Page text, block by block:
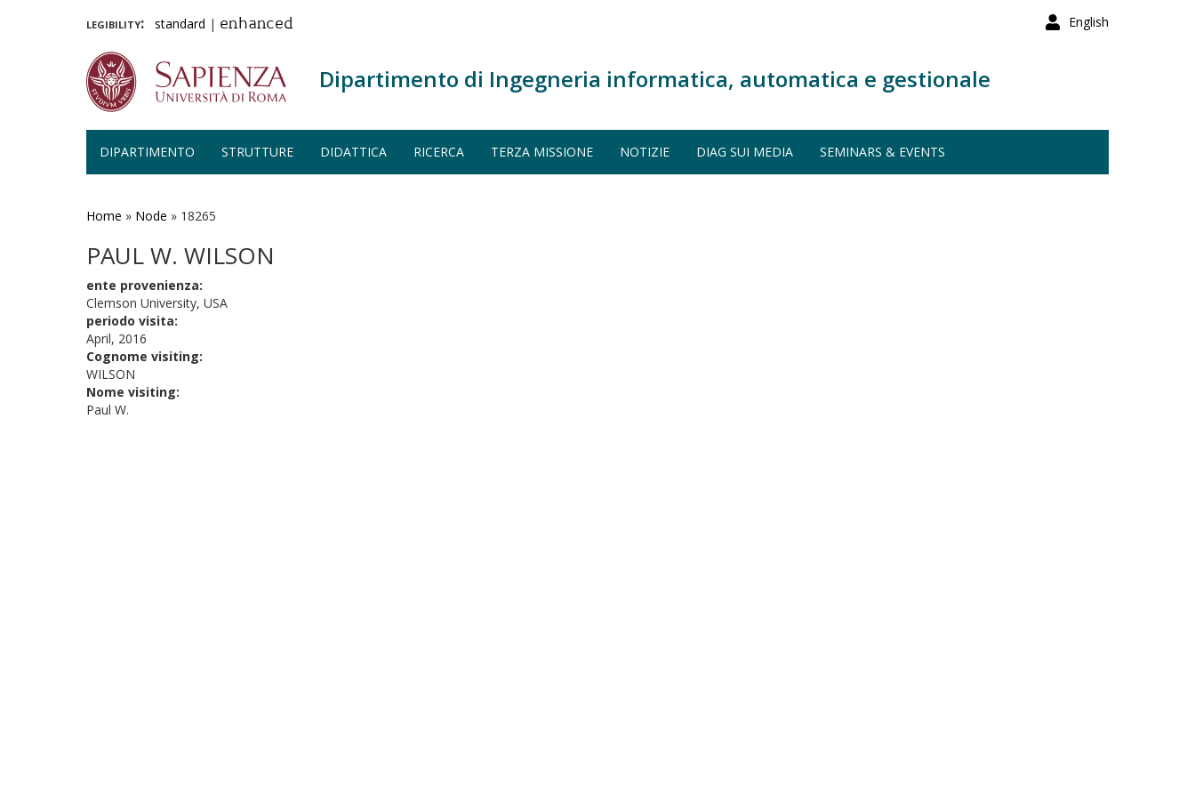
English
legibility: standard | enhanced
Dipartimento di Ingegneria informatica, automatica e gestionale
DIPARTIMENTO STRUTTURE DIDATTICA RICERCA TERZA MISSIONE NOTIZIE DIAG SUI MEDIA SEMINARS & EVENTS
Home » Node » 18265
PAUL W. WILSON
ente provenienza:
Clemson University, USA
periodo visita:
April, 2016
Cognome visiting:
WILSON
Nome visiting:
Paul W.